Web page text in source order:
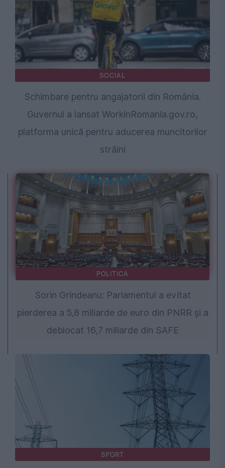
SOCIAL
Schimbare pentru angajatorii din România.
Guvernul a lansat WorkinRomania.gov.ro,
platforma unică pentru aducerea muncitorilor
străini
POLITICA
Sorin Grindeanu: Parlamentul a evitat
pierderea a 5,8 miliarde de euro din PNRR și a
deblocat 16,7 miliarde din SAFE
SPORT